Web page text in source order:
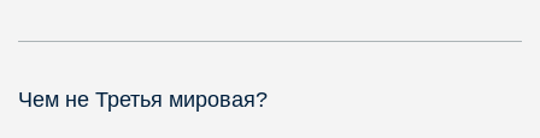
Чем не Третья мировая?